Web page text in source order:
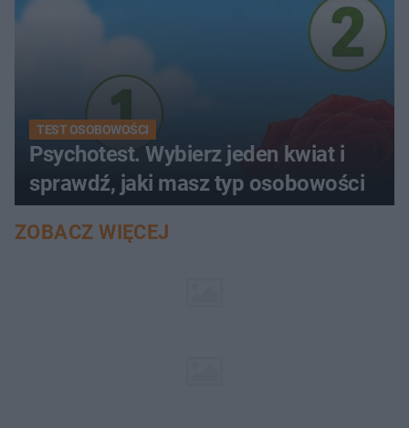
TEST OSOBOWOŚCI
Psychotest. Wybierz jeden kwiat i
sprawdź, jaki masz typ osobowości
ZOBACZ WIĘCEJ